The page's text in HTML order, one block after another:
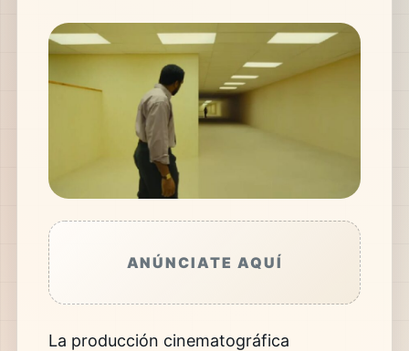
ANÚNCIATE AQUÍ
La producción cinematográfica